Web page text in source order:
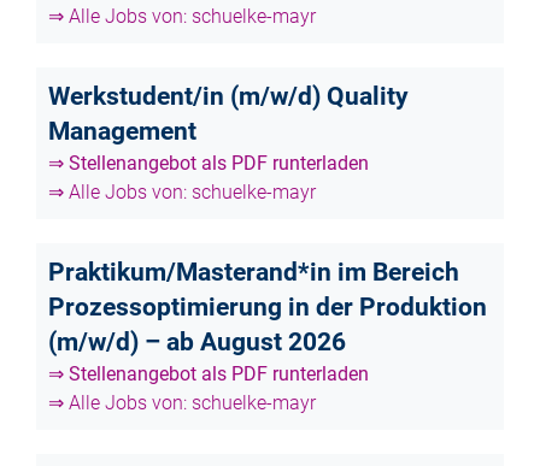
⇒ Alle Jobs von: schuelke-mayr
Werkstudent/in (m/w/d) Quality
Management
⇒ Stellenangebot als PDF runterladen
⇒ Alle Jobs von: schuelke-mayr
Praktikum/Masterand*in im Bereich
Prozessoptimierung in der Produktion
(m/w/d) – ab August 2026
⇒ Stellenangebot als PDF runterladen
⇒ Alle Jobs von: schuelke-mayr